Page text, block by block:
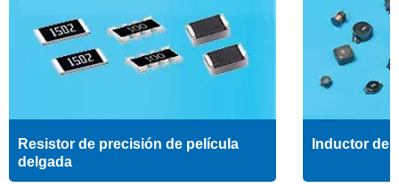
Resistor de precisión de película
delgada
Inductor de